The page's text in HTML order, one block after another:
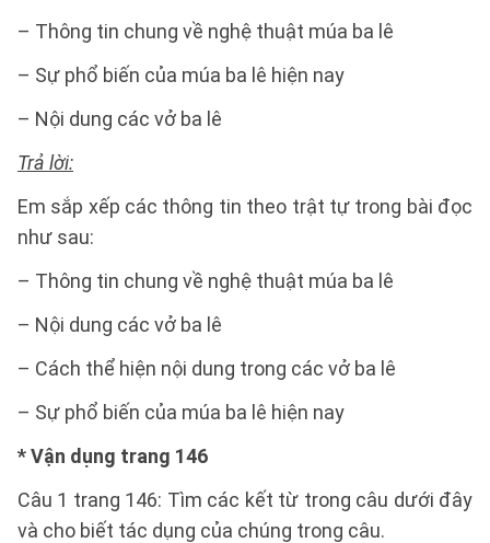
– Thông tin chung về nghệ thuật múa ba lê
– Sự phổ biến của múa ba lê hiện nay
– Nội dung các vở ba lê
Trả lời:
Em sắp xếp các thông tin theo trật tự trong bài đọc
như sau:
– Thông tin chung về nghệ thuật múa ba lê
– Nội dung các vở ba lê
– Cách thể hiện nội dung trong các vở ba lê
– Sự phổ biến của múa ba lê hiện nay
*Vận dụng trang 146
Câu 1 trang 146: Tìm các kết từ trong câu dưới đây
và cho biết tác dụng của chúng trong câu.